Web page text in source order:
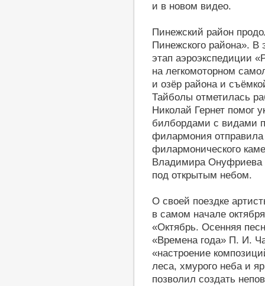
и в новом видео.
Пинежский район
Пинежского района». В
этап аэроэкспедиции
на легкомоторном
и озёр района и
Тайболы отметилась
Николай Гернет помог
билбордами с видами
филармония отправила
филармонического
Владимира Онуфриева
под открытым небом.
О своей поездке
в самом начале
«Октябрь. Осенняя
«Времена года» П. И.
«настроение
леса, хмурого неба и
позволил создать